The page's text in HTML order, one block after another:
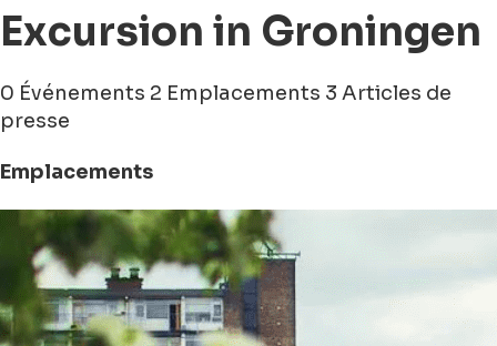
Excursion in Groningen
0 Événements 2 Emplacements 3 Articles de
presse
Emplacements